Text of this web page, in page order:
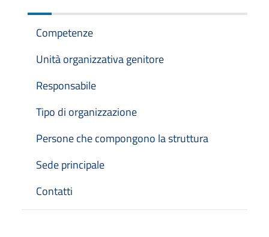
Competenze
Unità organizzativa genitore
Responsabile
Tipo di organizzazione
Persone che compongono la struttura
Sede principale
Contatti